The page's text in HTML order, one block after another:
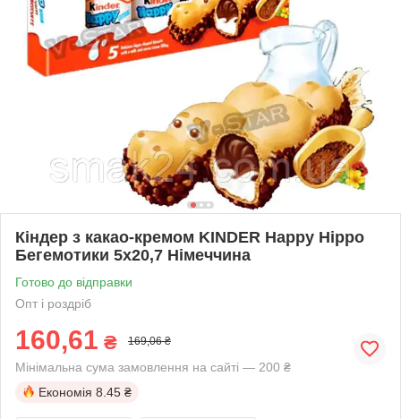
Кіндер з какао-кремом KINDER Happy Hippo
Бегемотики 5х20,7 Німеччина
Готово до відправки
Опт і роздріб
160,61 ₴ 169,06 ₴
Мінімальна сума замовлення на сайті — 200 ₴
Економія 8.45 ₴